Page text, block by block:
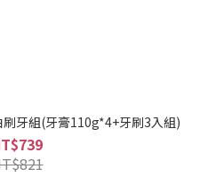
刷牙組(牙膏110g*4+牙刷3入組)